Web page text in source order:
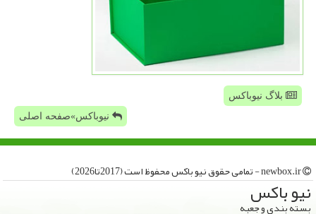
بلاگ نیوباکس
نیوباکس»صفحه اصلی
نیو باكس
بسته بندی و جعبه